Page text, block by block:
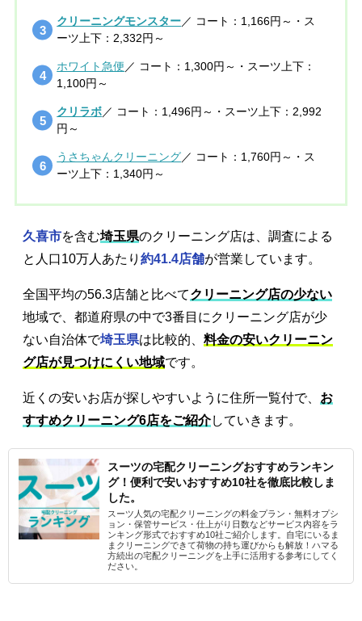
クリーニングモンスター／ コート：1,166円～・ス
ーツ上下：2,332円～
ホワイト急便 ／ コート：1,300円～・スーツ上下：
1,100円～
クリラボ／ コート：1,496円～・スーツ上下：2,992
円～
うさちゃんクリーニング／ コート：1,760円～・ス
ーツ上下：1,340円～
久喜市を含む埼玉県のクリーニング店は、調査による
と人口10万人あたり 約41.4店舗が営業しています。
全国平均の56.3店舗と比べてクリーニング店の少ない
地域で、都道府県の中で3番目にクリーニング店が少
ない自治体で埼玉県は比較的、 料金の安いクリーニン
グ店が見つけにくい地域です。
近くの安いお店が探しやすいように住所一覧付で、 お
すすめクリーニング6店をご紹介していきます。
スーツの宅配クリーニングおすすめランキン
グ！便利で安いおすすめ10社を徹底比較しま
した。
スーツ人気の宅配クリーニングの料金プラン・無料オプシ
ョン・保管サービス・仕上がり日数などサービス内容をラ
ンキング形式でおすすめ10社ご紹介します。自宅にいるま
まクリーニングできて荷物の持ち運びからも解放！ハマる
方続出の宅配クリーニングを上手に活用する参考にしてく
ださい。